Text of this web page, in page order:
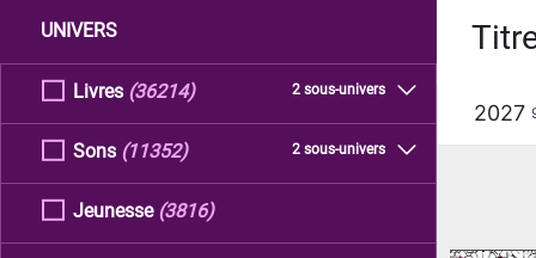
UNIVERS
Livres 2 sous-univers
(36214)
Sons 2 sous-univers
(11352)
Jeunesse (3816)
2027